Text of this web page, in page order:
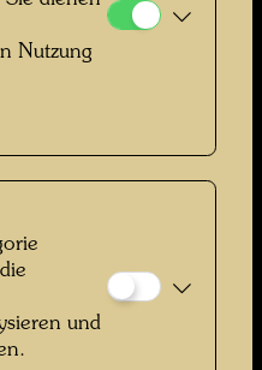
Nutzung
und